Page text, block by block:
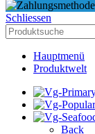
Schliessen
Hauptmenü
Produktwelt
Back